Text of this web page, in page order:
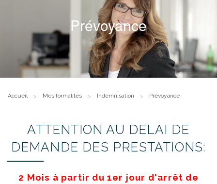
Parentalité
Mes formalités
Salariés
Actualités
Prévoyance
Accueil Mes formalités Indemnisation Prévoyance
ATTENTION AU DELAI DE
DEMANDE DES PRESTATIONS:
2 Mois à partir du 1er jour d'arrêt de